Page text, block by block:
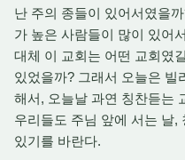
난 주의 종들이 있어서였을
가 높은 사람들이 많이 있어
대체 이 교회는 어떤 교회였
있었을까? 그래서 오늘은 빌
해서, 오늘날 과연 칭찬듣는
우리들도 주님 앞에 서는 날,
있기를 바란다.